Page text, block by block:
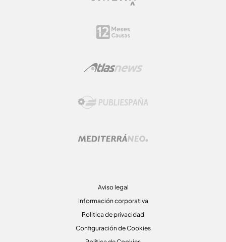
Aviso legal
Información corporativa
Politica de privacidad
Configuración de Cookies